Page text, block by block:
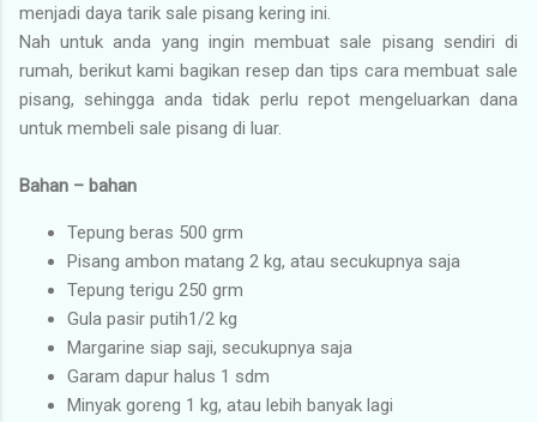
menjadi daya tarik sale pisang kering ini.
Nah untuk anda yang ingin membuat sale pisang sendiri di
rumah, berikut kami bagikan resep dan tips cara membuat sale
pisang, sehingga anda tidak perlu repot mengeluarkan dana
untuk membeli sale pisang di luar.
Bahan – bahan
Tepung beras 500 grm
Pisang ambon matang 2 kg, atau secukupnya saja
Tepung terigu 250 grm
Gula pasir putih1/2 kg
Margarine siap saji, secukupnya saja
Garam dapur halus 1 sdm
Minyak goreng 1 kg, atau lebih banyak lagi